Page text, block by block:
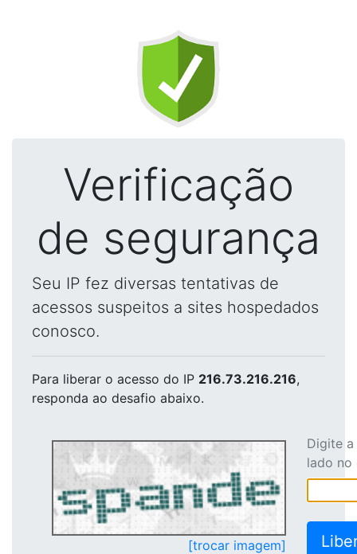
Verificação
de segurança
Seu IP fez diversas tentativas de
acessos suspeitos a sites hospedados
conosco.
Para liberar o acesso do IP 216.73.216.216,
responda ao desafio abaixo.
[trocar imagem]
Digite
lado no